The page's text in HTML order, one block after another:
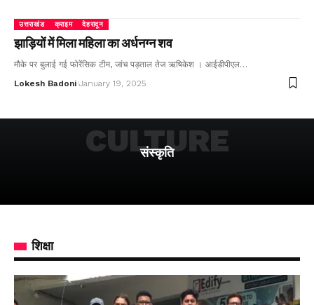
उत्तराखंड क्राइम देहरादून
झाड़ियों में मिला महिला का अर्धनग्न शव
मौके पर बुलाई गई फोरेंसिक टीम, जांच पड़ताल तेज ऋषिकेश । आईडीपीएल…
Lokesh Badoni January 19, 2025
संस्कृति
CULTURE
शिक्षा